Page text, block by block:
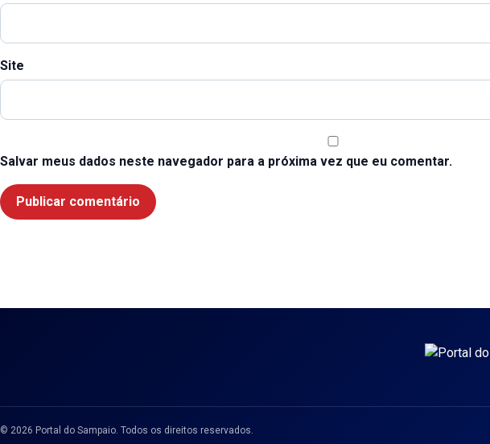
Site
Salvar meus dados neste navegador para a próxima vez que eu comentar.
© 2026 Portal do Sampaio. Todos os direitos reservados.